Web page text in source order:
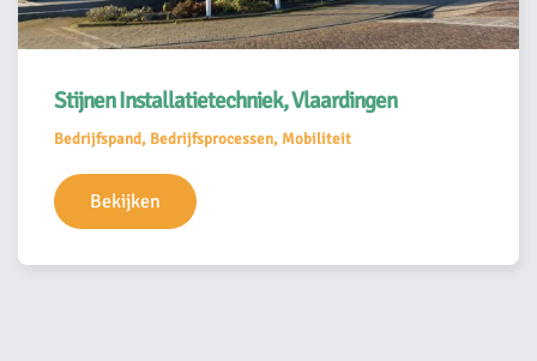
Stijnen Installatietechniek, Vlaardingen
Bedrijfspand, Bedrijfsprocessen, Mobiliteit
Bekijken